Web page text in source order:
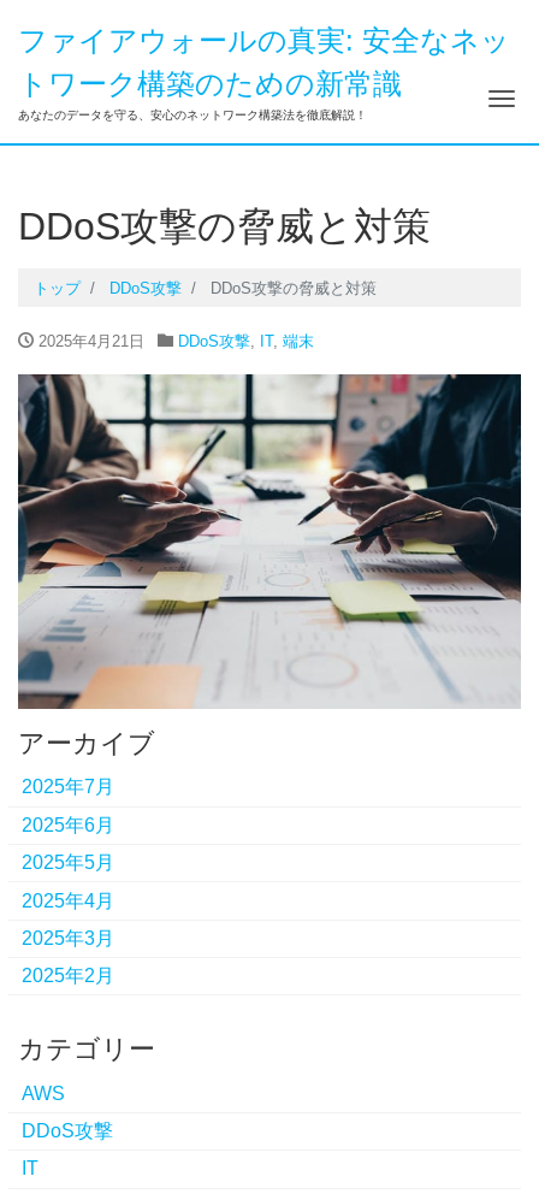
ファイアウォールの真実: 安全なネッ
トワーク構築のための新常識
あなたのデータを守る、安心のネットワーク構築法を徹底解説！ ナ
DDoS攻撃の脅威と対策
トップ DDoS攻撃 DDoS攻撃の脅威と対策
2025年4月21日 DDoS攻撃, IT, 端末
アーカイブ
2025年7月
2025年6月
2025年5月
2025年4月
2025年3月
2025年2月
カテゴリー
AWS
DDoS攻撃
IT